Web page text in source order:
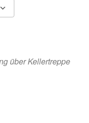
über Kellertreppe